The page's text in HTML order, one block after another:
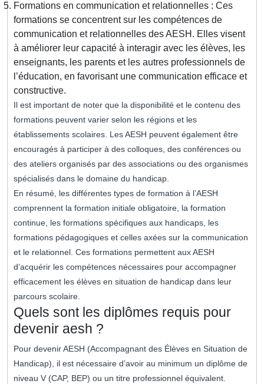
Formations en communication et relationnelles : Ces
formations se concentrent sur les compétences de
communication et relationnelles des AESH. Elles visent
à améliorer leur capacité à interagir avec les élèves, les
enseignants, les parents et les autres professionnels de
l’éducation, en favorisant une communication efficace et
constructive.
Il est important de noter que la disponibilité et le contenu des
formations peuvent varier selon les régions et les
établissements scolaires. Les AESH peuvent également être
encouragés à participer à des colloques, des conférences ou
des ateliers organisés par des associations ou des organismes
spécialisés dans le domaine du handicap.
En résumé, les différentes types de formation à l’AESH
comprennent la formation initiale obligatoire, la formation
continue, les formations spécifiques aux handicaps, les
formations pédagogiques et celles axées sur la communication
et le relationnel. Ces formations permettent aux AESH
d’acquérir les compétences nécessaires pour accompagner
efficacement les élèves en situation de handicap dans leur
parcours scolaire.
Quels sont les diplômes requis pour
devenir aesh ?
Pour devenir AESH (Accompagnant des Élèves en Situation de
Handicap), il est nécessaire d’avoir au minimum un diplôme de
niveau V (CAP, BEP) ou un titre professionnel équivalent.